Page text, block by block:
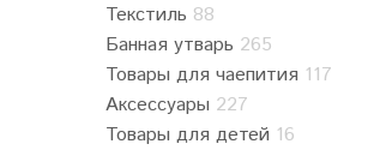
Текстиль 88
Банная утварь 265
Товары для чаепития 117
Аксессуары 227
Товары для детей 16